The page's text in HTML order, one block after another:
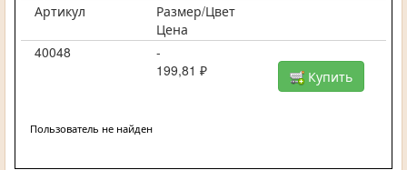
Артикул
Размер/Цвет
Цена
40048
-
199,81 ₽
Купить
Пользователь не найден